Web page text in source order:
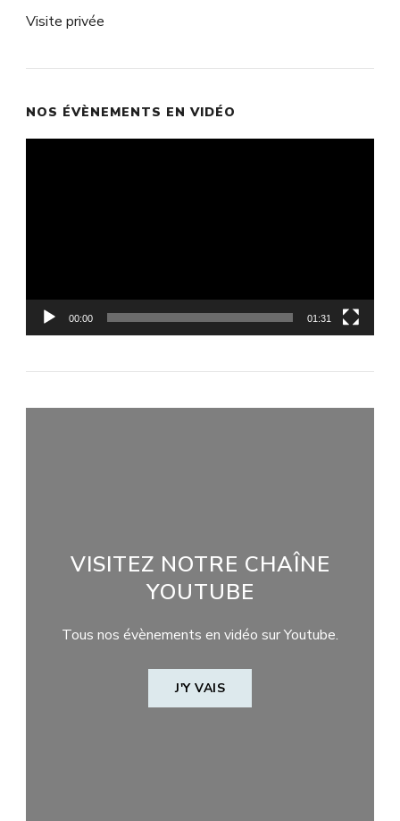
Visite privée
NOS ÉVÈNEMENTS EN VIDÉO
00:00 01:31
VISITEZ NOTRE CHAÎNE
YOUTUBE
Tous nos évènements en vidéo sur Youtube.
J'Y VAIS